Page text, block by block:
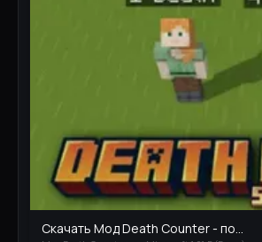
Скачать Мод Death Counter - по...